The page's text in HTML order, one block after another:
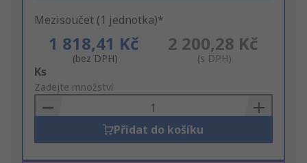
Mezisoučet (1 jednotka)*
1 818,41 Kč
(bez DPH)
2 200,28 Kč
(s DPH)
Add
to
Basket
Ks
Zadejte množství
Přidat do košíku